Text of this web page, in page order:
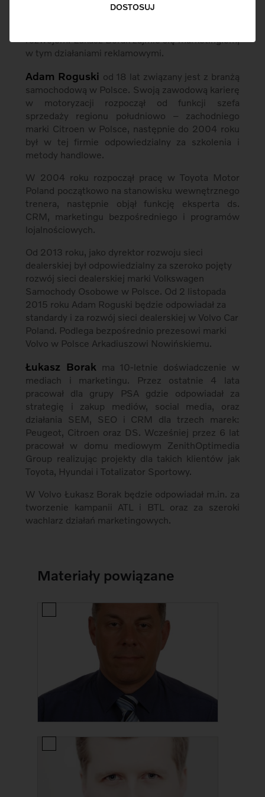
DOSTOSUJ
osoby. Adam Roguski będzie odpowiedzialny za
rozwojem. Łukasz Borak zajmie się marketingiem,
w tym działaniami reklamowymi.
Adam Roguski od 18 lat związany jest z branżą
samochodową w Polsce. Swoją zawodową karierę
w motoryzacji rozpoczął od funkcji szefa
sprzedaży regionu południowo – zachodniego
marki Citroen w Polsce, następnie do 2004 roku
był w tej firmie odpowiedzialny za szkolenia i
metody handlowe.
W 2004 roku rozpoczął pracę w Toyota Motor
Poland początkowo na stanowisku wewnętrznego
trenera, następnie objął funkcję eksperta ds.
CRM, marketingu bezpośredniego i programów
lojalnościowych.
Od 2013 roku, jako dyrektor rozwoju sieci
dealerskiej był odpowiedzialny za szeroko pojęty
rozwój sieci dealerskiej marki Volkswagen
Samochody Osobowe w Polsce. Od 2 listopada
2015 roku Adam Roguski będzie odpowiadał za
standardy i za rozwój sieci dealerskiej w Volvo Car
Poland. Podlega bezpośrednio prezesowi marki
Volvo w Polsce Arkadiuszowi Nowińskiemu.
Łukasz Borak ma 10-letnie doświadczenie w
mediach i marketingu. Przez ostatnie 4 lata
pracował dla grupy PSA gdzie odpowiadał za
strategię i zakup mediów, social media, oraz
działania SEM, SEO i CRM dla trzech marek:
Peugeot, Citroen oraz DS. Wcześniej przez 6 lat
pracował w domu mediowym ZenithOptimedia
Group realizując projekty dla takich klientów jak
Toyota, Hyundai i Totalizator Sportowy.
W Volvo Łukasz Borak będzie odpowiadał m.in. za
tworzenie kampanii ATL i BTL oraz za szeroki
wachlarz działań marketingowych.
Materiały powiązane